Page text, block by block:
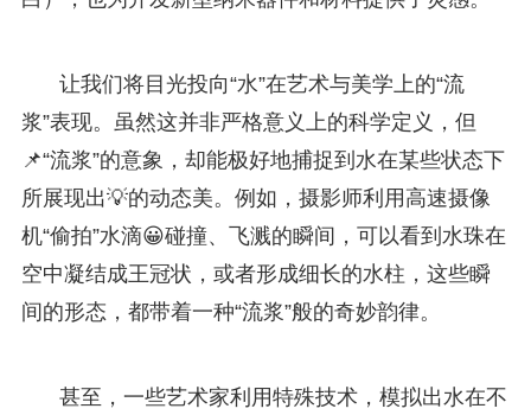
让我们将目光投向“水”在艺术与美学上的“流
浆”表现。虽然这并非严格意义上的科学定义，但
📌“流浆”的意象，却能极好地捕捉到水在某些状态下
所展现出💡的动态美。例如，摄影师利用高速摄像
机“偷拍”水滴😀碰撞、飞溅的瞬间，可以看到水珠在
空中凝结成王冠状，或者形成细长的水柱，这些瞬
间的形态，都带着一种“流浆”般的奇妙韵律。
甚至，一些艺术家利用特殊技术，模拟出水在不